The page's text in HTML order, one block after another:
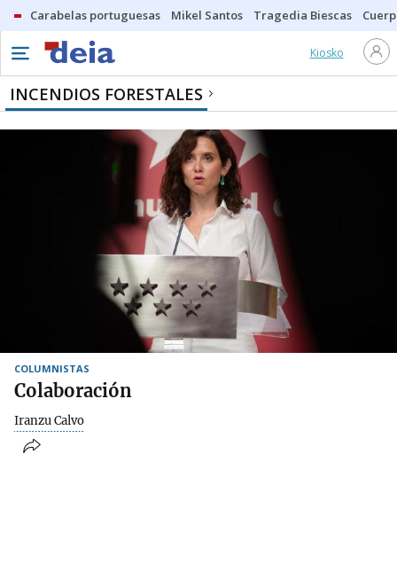
Carabelas portuguesas Mikel Santos Tragedia Biescas
Kiosko
INCENDIOS FORESTALES
COLUMNISTAS
Colaboración
Iranzu Calvo